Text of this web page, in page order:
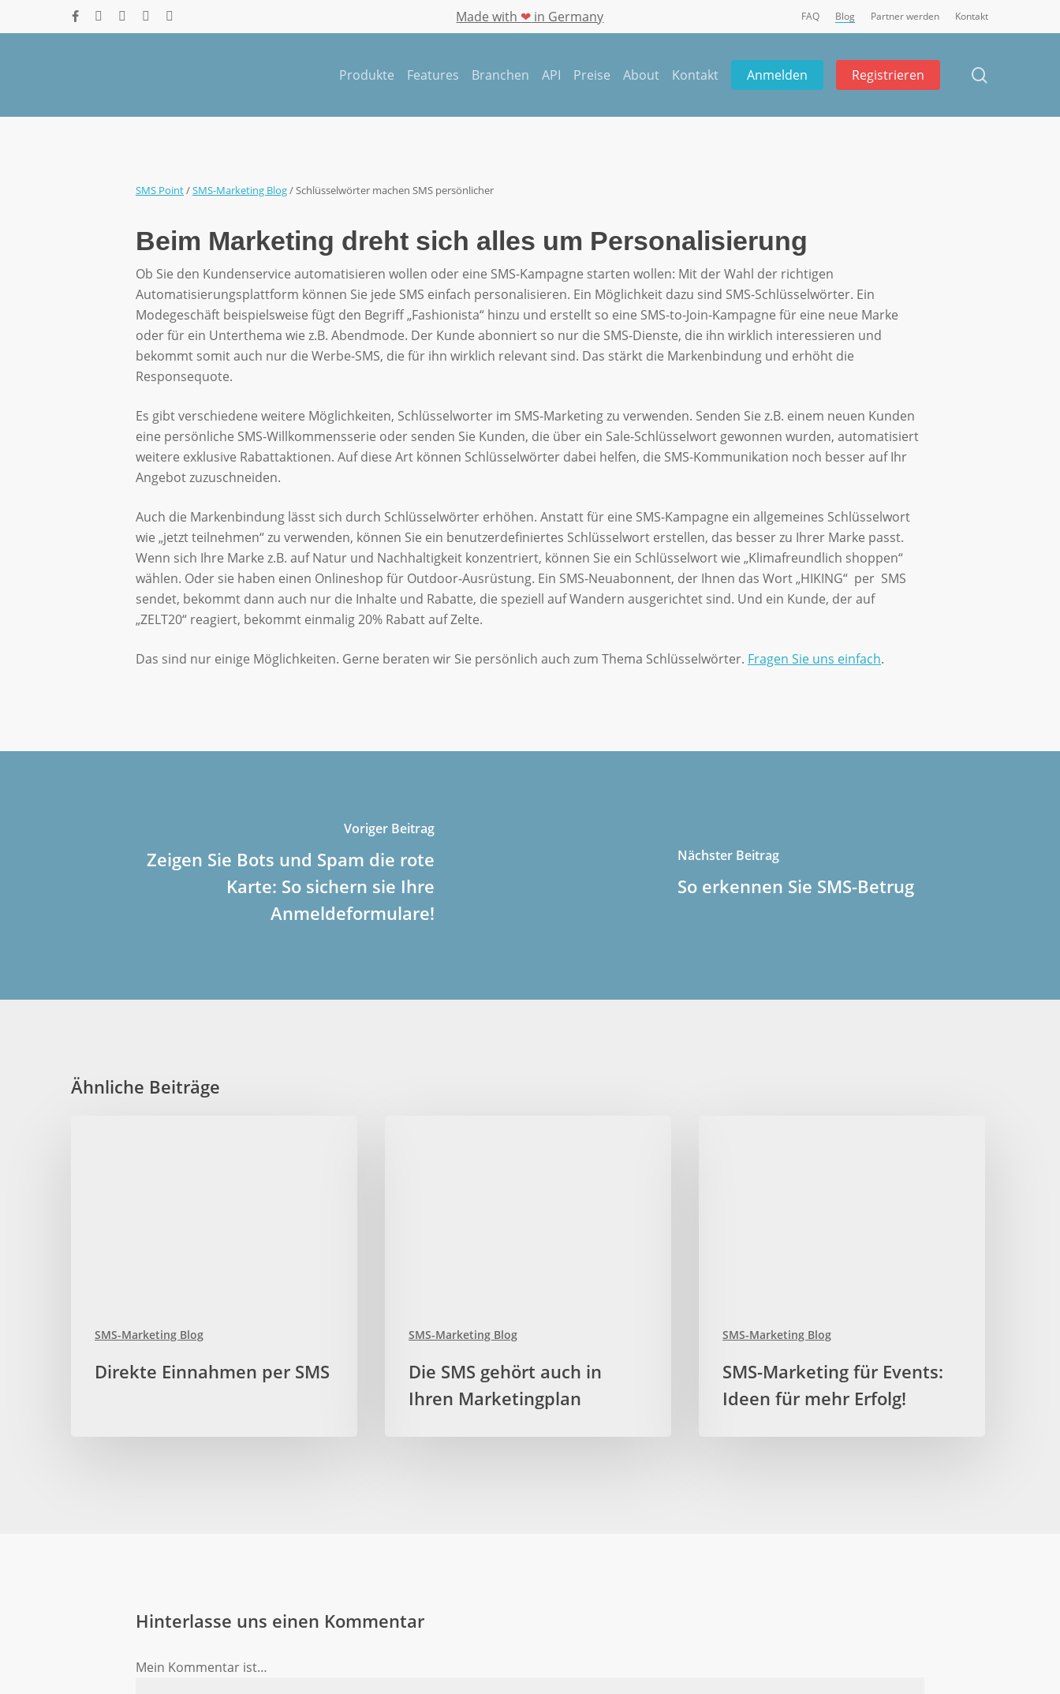
to
facebook
Made with ❤ in Germany FAQ Blog Partner werden Kontakt
Drücke Enter zum Suchen oder ESC zum Schließen
Produkte Features Branchen API Preise About Kontakt Anmelden Registrieren
Schlüsselwörter machen SMS persönlicher
SMS Point/SMS-Marketing Blog/Schlüsselwörter machen SMS persönlicher
Beim Marketing dreht sich alles um Personalisierung
Ob Sie den Kundenservice automatisieren wollen oder eine SMS-Kampagne starten wollen: Mit der Wahl der richtigen
Automatisierungsplattform können Sie jede SMS einfach personalisieren. Ein Möglichkeit dazu sind SMS-Schlüsselwörter. Ein
Modegeschäft beispielsweise fügt den Begriff „Fashionista“ hinzu und erstellt so eine SMS-to-Join-Kampagne für eine neue Marke
oder für ein Unterthema wie z.B. Abendmode. Der Kunde abonniert so nur die SMS-Dienste, die ihn wirklich interessieren und
bekommt somit auch nur die Werbe-SMS, die für ihn wirklich relevant sind. Das stärkt die Markenbindung und erhöht die
Responsequote.
Es gibt verschiedene weitere Möglichkeiten, Schlüsselworter im SMS-Marketing zu verwenden. Senden Sie z.B. einem neuen Kunden
eine persönliche SMS-Willkommensserie oder senden Sie Kunden, die über ein Sale-Schlüsselwort gewonnen wurden, automatisiert
weitere exklusive Rabattaktionen. Auf diese Art können Schlüsselwörter dabei helfen, die SMS-Kommunikation noch besser auf Ihr
Angebot zuzuschneiden.
Auch die Markenbindung lässt sich durch Schlüsselwörter erhöhen. Anstatt für eine SMS-Kampagne ein allgemeines Schlüsselwort
wie „jetzt teilnehmen“ zu verwenden, können Sie ein benutzerdefiniertes Schlüsselwort erstellen, das besser zu Ihrer Marke passt.
Wenn sich Ihre Marke z.B. auf Natur und Nachhaltigkeit konzentriert, können Sie ein Schlüsselwort wie „Klimafreundlich shoppen“
wählen. Oder sie haben einen Onlineshop für Outdoor-Ausrüstung. Ein SMS-Neuabonnent, der Ihnen das Wort „HIKING“ per SMS
sendet, bekommt dann auch nur die Inhalte und Rabatte, die speziell auf Wandern ausgerichtet sind. Und ein Kunde, der auf
„ZELT20“ reagiert, bekommt einmalig 20% Rabatt auf Zelte.
Das sind nur einige Möglichkeiten. Gerne beraten wir Sie persönlich auch zum Thema Schlüsselwörter. Fragen Sie uns einfach.
Voriger Beitrag
Zeigen Sie Bots und Spam die rote
Karte: So sichern sie Ihre
Anmeldeformulare!
Nächster Beitrag
So erkennen Sie SMS-Betrug
Ähnliche Beiträge
SMS-Marketing Blog
Direkte Einnahmen per SMS
SMS-Marketing Blog
Die SMS gehört auch in
Ihren Marketingplan
SMS-Marketing Blog
SMS-Marketing für Events:
Ideen für mehr Erfolg!
Hinterlasse uns einen Kommentar
Mein Kommentar ist…